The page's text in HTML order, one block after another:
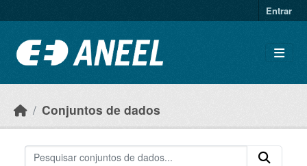
Entrar
Conjuntos de dados